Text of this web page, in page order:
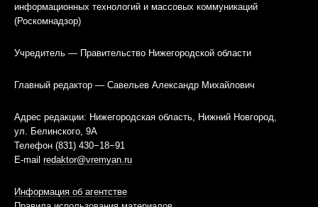
информационных технологий и массовых коммуникаций
(Роскомнадзор)
Учредитель — Правительство Нижегородской области
Главный редактор — Савельев Александр Михайлович
Адрес редакции: Нижегородская область, Нижний Новгород,
ул. Белинского, 9А
Телефон (831) 430−18−91
E-mail redaktor@vremyan.ru
Информация об агентстве